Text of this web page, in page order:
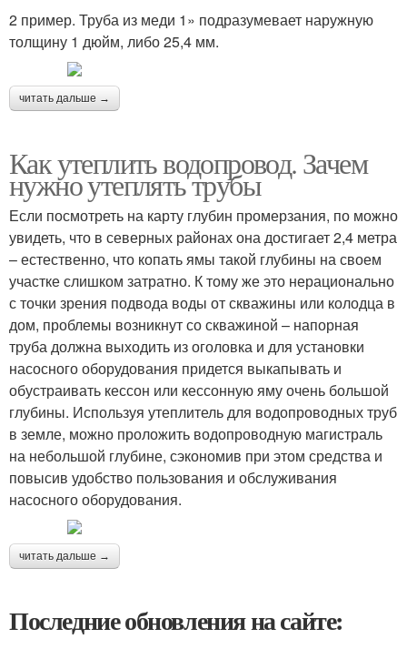
2 пример. Труба из меди 1» подразумевает наружную
толщину 1 дюйм, либо 25,4 мм.
читать дальше →
Как утеплить водопровод. Зачем
нужно утеплять трубы
Если посмотреть на карту глубин промерзания, по можно
увидеть, что в северных районах она достигает 2,4 метра
– естественно, что копать ямы такой глубины на своем
участке слишком затратно. К тому же это нерационально
с точки зрения подвода воды от скважины или колодца в
дом, проблемы возникнут со скважиной – напорная
труба должна выходить из оголовка и для установки
насосного оборудования придется выкапывать и
обустраивать кессон или кессонную яму очень большой
глубины. Используя утеплитель для водопроводных труб
в земле, можно проложить водопроводную магистраль
на небольшой глубине, сэкономив при этом средства и
повысив удобство пользования и обслуживания
насосного оборудования.
читать дальше →
Последние обновления на сайте: